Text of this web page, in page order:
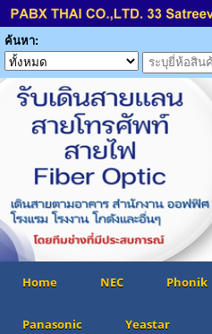
ค้นหา:
Home NEC Phonik
Panasonic Yeastar